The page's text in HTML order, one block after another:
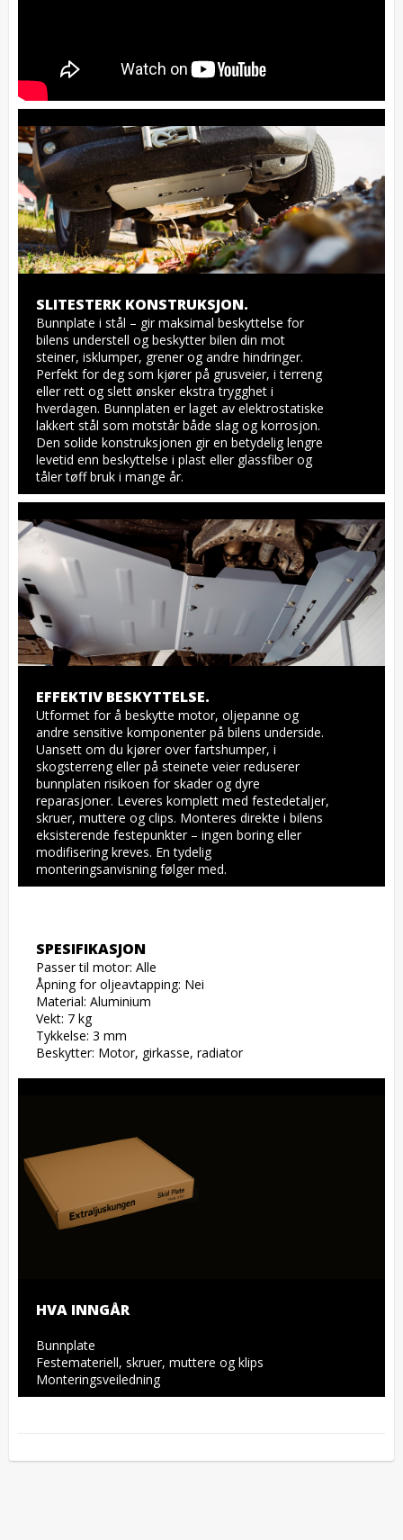
SLITESTERK KONSTRUKSJON.
Bunnplate i stål – gir maksimal beskyttelse for
bilens understell og beskytter bilen din mot
steiner, isklumper, grener og andre hindringer.
Perfekt for deg som kjører på grusveier, i terreng
eller rett og slett ønsker ekstra trygghet i
hverdagen. Bunnplaten er laget av elektrostatiske
lakkert stål som motstår både slag og korrosjon.
Den solide konstruksjonen gir en betydelig lengre
levetid enn beskyttelse i plast eller glassfiber og
tåler tøff bruk i mange år.
EFFEKTIV BESKYTTELSE.
Utformet for å beskytte motor, oljepanne og
andre sensitive komponenter på bilens underside.
Uansett om du kjører over fartshumper, i
skogsterreng eller på steinete veier reduserer
bunnplaten risikoen for skader og dyre
reparasjoner. Leveres komplett med festedetaljer,
skruer, muttere og clips. Monteres direkte i bilens
eksisterende festepunkter – ingen boring eller
modifisering kreves. En tydelig
monteringsanvisning følger med.
SPESIFIKASJON
Passer til motor: Alle
Åpning for oljeavtapping: Nei
Material: Aluminium
Vekt: 7 kg
Tykkelse: 3 mm
Beskytter: Motor, girkasse, radiator
HVA INNGÅR
Bunnplate
Festemateriell, skruer, muttere og klips
Monteringsveiledning